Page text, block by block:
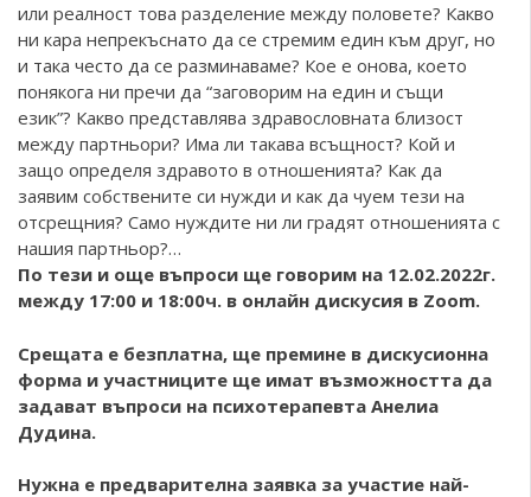
или реалност това разделение между половете? Какво
ни кара непрекъснато да се стремим един към друг, но
и така често да се разминаваме? Кое е онова, което
понякога ни пречи да “заговорим на един и същи
език”? Какво представлява здравословната близост
между партньори? Има ли такава всъщност? Кой и
защо определя здравото в отношенията? Как да
заявим собствените си нужди и как да чуем тези на
отсрещния? Само нуждите ни ли градят отношенията с
нашия партньор?…
По тези и още въпроси ще говорим на 12.02.2022г.
между 17:00 и 18:00ч. в онлайн дискусия в Zoom.
Срещата е безплатна, ще премине в дискусионна
форма и участниците ще имат възможността да
задават въпроси на психотерапевта Анелиа
Дудина.
Нужна е предварителна заявка за участие най-